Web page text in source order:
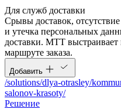
Для служб доставки
Срывы доставок,
и утечка персональных
доставки. МТТ
маршруте заказа.
Добавить
/solutions/dlya-otrasley/
salonov-krasoty/
Решение